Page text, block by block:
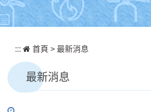
::: 首頁 > 最新消息
最新消息